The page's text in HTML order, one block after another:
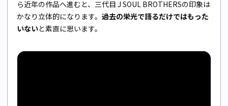
ら近年の作品へ進むと、三代目 J SOUL BROTHERSの印象は
かなり立体的になります。 過去の栄光で語るだけではもった
いないと素直に思います。